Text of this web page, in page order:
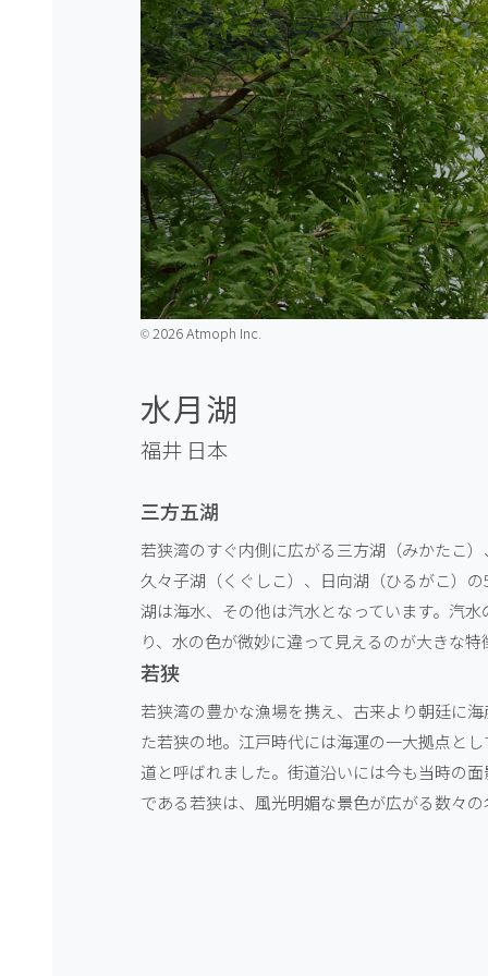
©️2026 Atmoph Inc.
水月湖
福井 日本
三方五湖
若狭湾のすぐ内側に広がる三方湖（みかたこ
久々子湖（くぐしこ）、日向湖（ひるがこ）
湖は海水、その他は汽水となっています。汽
り、水の色が微妙に違って見えるのが大きな特
若狭
若狭湾の豊かな漁場を携え、古来より朝廷に
た若狭の地。江戸時代には海運の一大拠点と
道と呼ばれました。街道沿いには今も当時の
である若狭は、風光明媚な景色が広がる数々